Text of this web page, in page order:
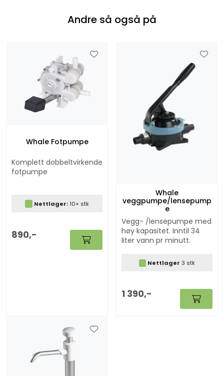
Andre så også på
Whale Fotpumpe
Komplett dobbeltvirkende
fotpumpe
Nettlager:10+ stk
890,-
Whale
veggpumpe/lensepump
e
Vegg- /lensepumpe med
høy kapasitet. Inntil 34
liter vann pr minutt.
Nettlager 3 stk
1 390,-